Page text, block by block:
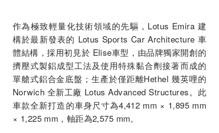
作為極致輕量化技術領域的先驅，Lotus Emira 建
構於最新發表的 Lotus Sports Car Architecture 車
體結構，採用初見於 Elise車型，由品牌獨家開創的
擠壓式製鋁成型工法及使用特殊黏合劑接著而成的
單艙式鋁合金底盤；生產於僅距離Hethel 幾英哩的
Norwich 全新工廠 Lotus Advanced Structures。此
車款全新打造的車身尺寸為4,412 mm × 1,895 mm
× 1,225 mm，軸距為2,575 mm。